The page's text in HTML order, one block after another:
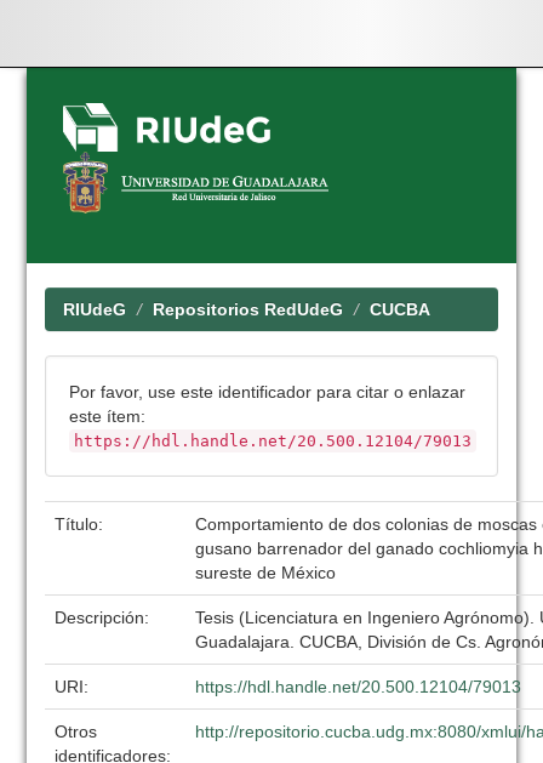
Skip
navigation
RIUdeG Repositorios RedUdeG CUCBA
Por favor, use este identificador para citar o enlazar
este ítem:
https://hdl.handle.net/20.500.12104/79013
Título:
Comportamiento de dos colonias de moscas
gusano barrenador del ganado cochliomyia
sureste de México
Descripción:
Tesis (Licenciatura en Ingeniero Agrónomo).
Guadalajara. CUCBA, División de Cs.
URI: https://hdl.handle.net/20.500.12104/79013
Otros
identificadores:
http://repositorio.cucba.udg.mx:8080/xmlui/